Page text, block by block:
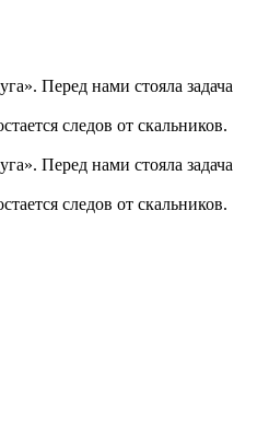
Перед нами стояла задача
следов от скальников.
Перед нами стояла задача
следов от скальников.